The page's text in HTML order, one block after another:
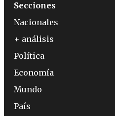
Secciones
Nacionales
+ análisis
Política
Economía
Mundo
País